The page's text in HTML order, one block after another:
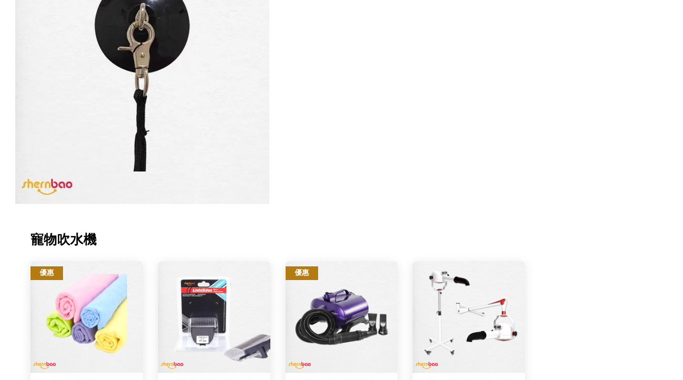
寵物吹水機
優惠 優惠